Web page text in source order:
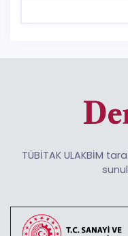
TÜBİTAK ULAKBİM